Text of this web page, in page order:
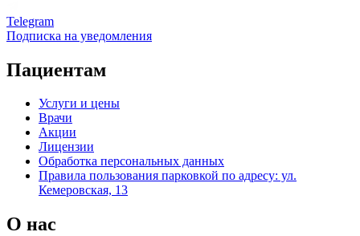
Telegram
Подписка на уведомления
Пациентам
Услуги и цены
Врачи
Акции
Лицензии
Обработка персональных данных
Правила пользования парковкой по адресу: ул.
Кемеровская, 13
О нас